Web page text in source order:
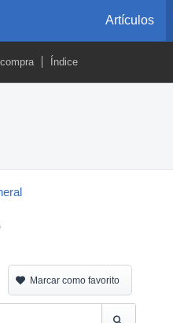
Artículos
Índice
Marcar como favorito